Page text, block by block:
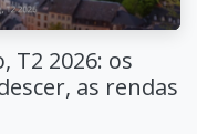
T2 2026: os
as rendas